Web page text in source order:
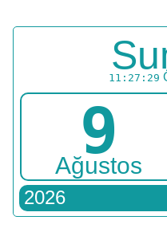
11:27:29
9
Ağustos
2026